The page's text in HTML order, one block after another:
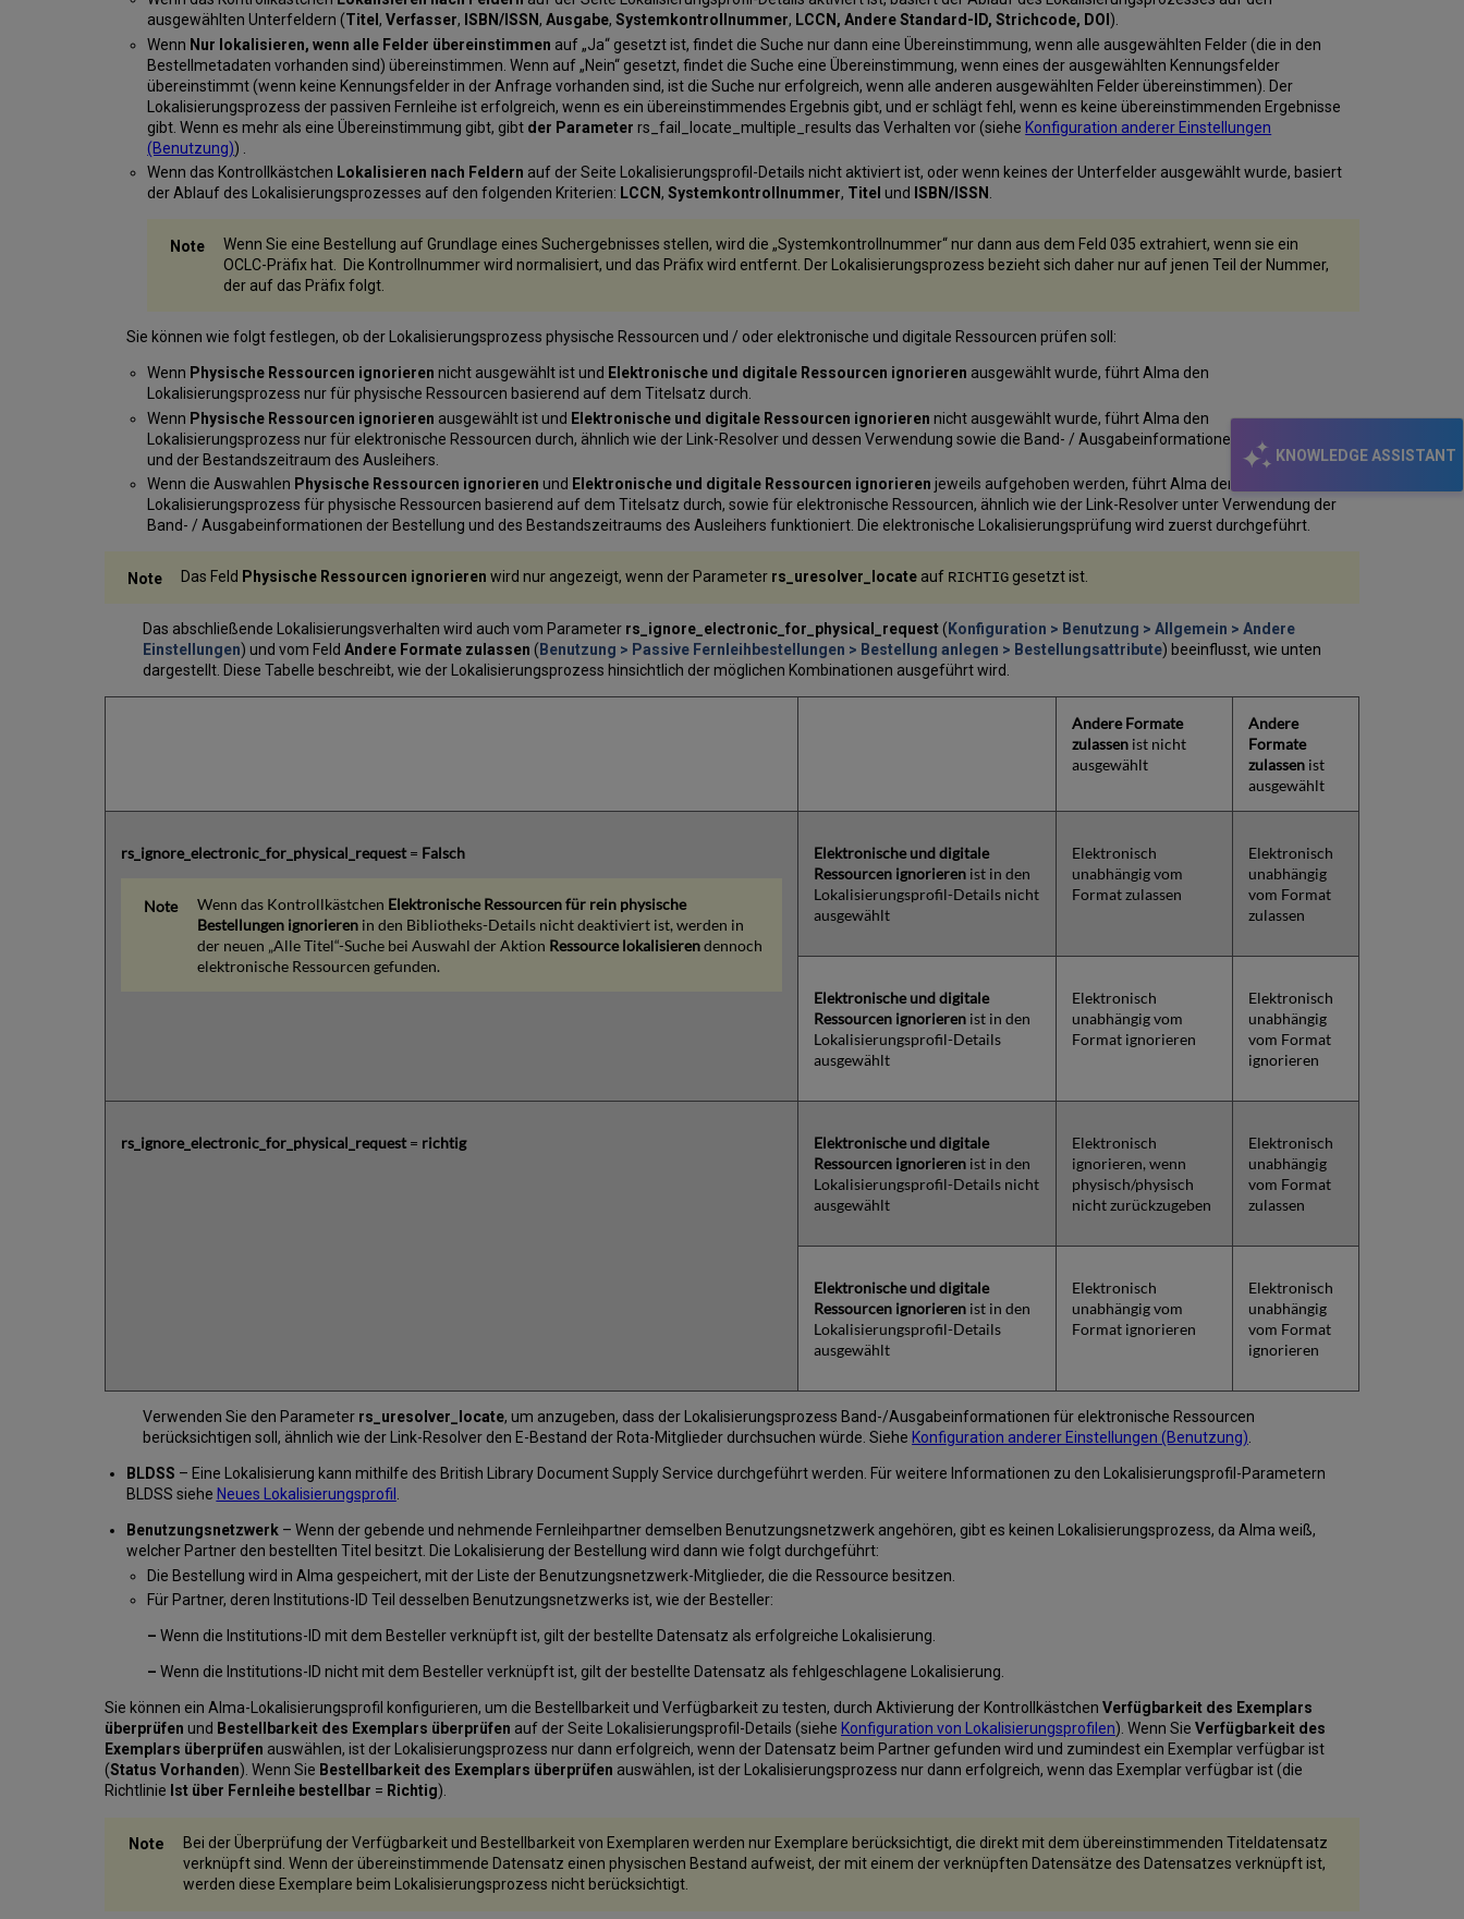
KNOWLEDGE ASSISTANT
ausgewählten Unterfeldern (Titel, Verfasser, ISBN/ISSN, Ausgabe, Systemkontrollnummer, LCCN, Andere Standard-ID, Strichcode, DOI ).
Wenn Nur lokalisieren, wenn alle Felder übereinstimmen auf „Ja“ gesetzt ist, findet die Suche nur dann eine Übereinstimmung, wenn alle ausgewählten Felder (die in den
Bestellmetadaten vorhanden sind) übereinstimmen. Wenn auf „Nein“ gesetzt, findet die Suche eine Übereinstimmung, wenn eines der ausgewählten Kennungsfelder
übereinstimmt (wenn keine Kennungsfelder in der Anfrage vorhanden sind, ist die Suche nur erfolgreich, wenn alle anderen ausgewählten Felder übereinstimmen). Der
Lokalisierungsprozess der passiven Fernleihe ist erfolgreich, wenn es ein übereinstimmendes Ergebnis gibt, und er schlägt fehl, wenn es keine übereinstimmenden Ergebnisse
gibt. Wenn es mehr als eine Übereinstimmung gibt, gibt der Parameter rs_fail_locate_multiple_results das Verhalten vor (siehe Konfiguration anderer Einstellungen
(Benutzung)) .
Wenn das Kontrollkästchen Lokalisieren nach Feldern auf der Seite Lokalisierungsprofil-Details nicht aktiviert ist, oder wenn keines der Unterfelder ausgewählt wurde, basiert
der Ablauf des Lokalisierungsprozesses auf den folgenden Kriterien: LCCN,Systemkontrollnummer, Titel und ISBN/ISSN .
Wenn Sie eine Bestellung auf Grundlage eines Suchergebnisses stellen, wird die „Systemkontrollnummer“ nur dann aus dem Feld 035 extrahiert, wenn sie ein
OCLC-Präfix hat. Die Kontrollnummer wird normalisiert, und das Präfix wird entfernt. Der Lokalisierungsprozess bezieht sich daher nur auf jenen Teil der Nummer,
der auf das Präfix folgt.
Sie können wie folgt festlegen, ob der Lokalisierungsprozess physische Ressourcen und / oder elektronische und digitale Ressourcen prüfen soll:
Wenn Physische Ressourcen ignorieren nicht ausgewählt ist und Elektronische und digitale Ressourcen ignorieren ausgewählt wurde, führt Alma den
Lokalisierungsprozess nur für physische Ressourcen basierend auf dem Titelsatz durch.
Wenn Physische Ressourcen ignorieren ausgewählt ist und Elektronische und digitale Ressourcen ignorieren nicht ausgewählt wurde, führt Alma den
Lokalisierungsprozess nur für elektronische Ressourcen durch, ähnlich wie der Link-Resolver und dessen Verwendung sowie die Band- / Ausgabeinformationen der Bestellung
und der Bestandszeitraum des Ausleihers.
Wenn die Auswahlen Physische Ressourcen ignorieren und Elektronische und digitale Ressourcen ignorieren jeweils aufgehoben werden, führt Alma den
Lokalisierungsprozess für physische Ressourcen basierend auf dem Titelsatz durch, sowie für elektronische Ressourcen, ähnlich wie der Link-Resolver unter Verwendung der
Band- / Ausgabeinformationen der Bestellung und des Bestandszeitraums des Ausleihers funktioniert. Die elektronische Lokalisierungsprüfung wird zuerst durchgeführt.
Das Feld Physische Ressourcen ignorieren wird nur angezeigt, wenn der Parameter rs_uresolver_locate auf RICHTIG gesetzt ist.
Das abschließende Lokalisierungsverhalten wird auch vom Parameter rs_ignore_electronic_for_physical_request( Konfiguration > Benutzung > Allgemein > Andere
Einstellungen) und vom Feld Andere Formate zulassen ( Benutzung > Passive Fernleihbestellungen > Bestellung anlegen > Bestellungsattribute) beeinflusst, wie unten
dargestellt. Diese Tabelle beschreibt, wie der Lokalisierungsprozess hinsichtlich der möglichen Kombinationen ausgeführt wird.
Andere Formate
zulassen ist nicht
ausgewählt
Andere
Formate
zulassen ist
ausgewählt
rs_ignore_electronic_for_physical_request= Falsch
Wenn das Kontrollkästchen Elektronische Ressourcen für rein physische
Bestellungen ignorieren in den Bibliotheks-Details nicht deaktiviert ist, werden in
der neuen „Alle Titel“-Suche bei Auswahl der Aktion Ressource lokalisierendennoch
elektronische Ressourcen gefunden.
Elektronische und digitale
Ressourcen ignorieren ist in den
Lokalisierungsprofil-Details nicht
ausgewählt
Elektronisch
unabhängig vom
Format zulassen
Elektronisch
unabhängig
vom Format
zulassen
Elektronische und digitale
Ressourcen ignorieren ist in den
Lokalisierungsprofil-Details
ausgewählt
Elektronisch
unabhängig vom
Format ignorieren
Elektronisch
unabhängig
vom Format
ignorieren
rs_ignore_electronic_for_physical_request= richtig
Elektronische und digitale
Ressourcen ignorieren ist in den
Lokalisierungsprofil-Details nicht
ausgewählt
Elektronisch
ignorieren, wenn
physisch/physisch
nicht zurückzugeben
Elektronisch
unabhängig
vom Format
zulassen
Elektronische und digitale
Ressourcen ignorieren ist in den
Lokalisierungsprofil-Details
ausgewählt
Elektronisch
unabhängig vom
Format ignorieren
Elektronisch
unabhängig
vom Format
ignorieren
Verwenden Sie den Parameter rs_uresolver_locate, um anzugeben, dass der Lokalisierungsprozess Band-/Ausgabeinformationen für elektronische Ressourcen
berücksichtigen soll, ähnlich wie der Link-Resolver den E-Bestand der Rota-Mitglieder durchsuchen würde. Siehe Konfiguration anderer Einstellungen (Benutzung).
BLDSS – Eine Lokalisierung kann mithilfe des British Library Document Supply Service durchgeführt werden. Für weitere Informationen zu den Lokalisierungsprofil-Parametern
BLDSS siehe Neues Lokalisierungsprofil .
Benutzungsnetzwerk– Wenn der gebende und nehmende Fernleihpartner demselben Benutzungsnetzwerk angehören, gibt es keinen Lokalisierungsprozess, da Alma weiß,
welcher Partner den bestellten Titel besitzt. Die Lokalisierung der Bestellung wird dann wie folgt durchgeführt:
Die Bestellung wird in Alma gespeichert, mit der Liste der Benutzungsnetzwerk-Mitglieder, die die Ressource besitzen.
Für Partner, deren Institutions-ID Teil desselben Benutzungsnetzwerks ist, wie der Besteller:
– Wenn die Institutions-ID mit dem Besteller verknüpft ist, gilt der bestellte Datensatz als erfolgreiche Lokalisierung.
– Wenn die Institutions-ID nicht mit dem Besteller verknüpft ist, gilt der bestellte Datensatz als fehlgeschlagene Lokalisierung.
Sie können ein Alma-Lokalisierungsprofil konfigurieren, um die Bestellbarkeit und Verfügbarkeit zu testen, durch Aktivierung der Kontrollkästchen Verfügbarkeit des Exemplars
überprüfen und Bestellbarkeit des Exemplars überprüfen auf der Seite Lokalisierungsprofil-Details (siehe Konfiguration von Lokalisierungsprofilen). Wenn Sie Verfügbarkeit des
Exemplars überprüfen auswählen, ist der Lokalisierungsprozess nur dann erfolgreich, wenn der Datensatz beim Partner gefunden wird und zumindest ein Exemplar verfügbar ist
(Status Vorhanden). Wenn Sie Bestellbarkeit des Exemplars überprüfen auswählen, ist der Lokalisierungsprozess nur dann erfolgreich, wenn das Exemplar verfügbar ist (die
Richtlinie Ist über Fernleihe bestellbar = Richtig).
Bei der Überprüfung der Verfügbarkeit und Bestellbarkeit von Exemplaren werden nur Exemplare berücksichtigt, die direkt mit dem übereinstimmenden Titeldatensatz
verknüpft sind. Wenn der übereinstimmende Datensatz einen physischen Bestand aufweist, der mit einem der verknüpften Datensätze des Datensatzes verknüpft ist,
werden diese Exemplare beim Lokalisierungsprozess nicht berücksichtigt.